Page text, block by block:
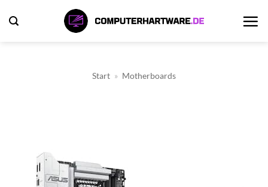
Inhalt
Start » Motherboards